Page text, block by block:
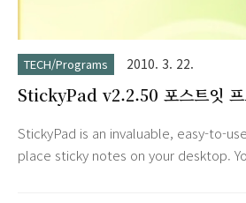
TECH/Programs 2010. 3. 22.
StickyPad v2.2.50 포스트잇 프
StickyPad is an invaluable, easy-to-
place sticky notes on your desktop.